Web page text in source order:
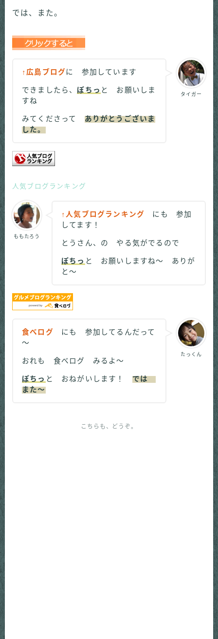
では、また。
タイガー
↑広島ブログに 参加しています
できましたら、 ぽちっ と お願いしま
すね
みてくださって ありがとうございま
した。
人気ブログランキング
ももたろう
↑人気ブログランキング
にも 参加
してます！
とうさん、の やる気がでるので
ぽちっ と お願いしますね～ ありが
と～
たっくん
食べログ
にも 参加してるんだって
～
おれも 食べログ みるよ～
ぽちっ と おねがいします！ では
また～
こちらも、どうぞ。